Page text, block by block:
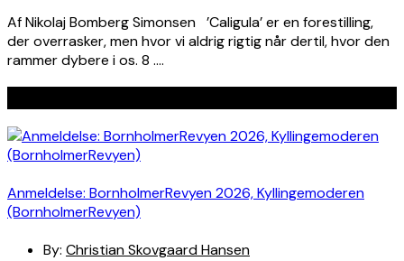
Af Nikolaj Bomberg Simonsen ’Caligula’ er en forestilling,
der overrasker, men hvor vi aldrig rigtig når dertil, hvor den
rammer dybere i os. 8 ….
Anmeldelse: BornholmerRevyen 2026, Kyllingemoderen
(BornholmerRevyen)
By: Christian Skovgaard Hansen